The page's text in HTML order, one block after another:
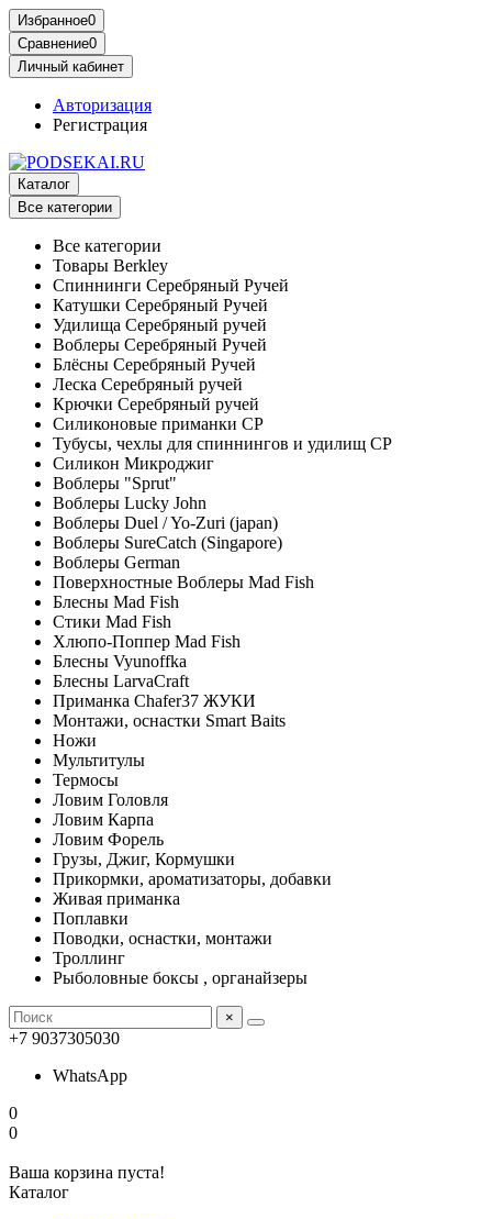
Избранное0
Сравнение0
Личный кабинет
Авторизация
Регистрация
Каталог
Все категории
Все категории
Товары Berkley
Спиннинги Серебряный Ручей
Катушки Серебряный Ручей
Удилища Серебряный ручей
Воблеры Серебряный Ручей
Блёсны Серебряный Ручей
Леска Серебряный ручей
Крючки Серебряный ручей
Силиконовые приманки СР
Тубусы, чехлы для спиннингов и удилищ СР
Силикон Микроджиг
Воблеры "Sprut"
Воблеры Lucky John
Воблеры Duel / Yo-Zuri (japan)
Воблеры SureCatch (Singapore)
Воблеры German
Поверхностные Воблеры Mad Fish
Блесны Mad Fish
Стики Mad Fish
Хлюпо-Поппер Mad Fish
Блесны Vyunoffka
Блесны LarvaCraft
Приманка Chafer37 ЖУКИ
Монтажи, оснастки Smart Baits
Ножи
Мультитулы
Термосы
Ловим Головля
Ловим Карпа
Ловим Форель
Грузы, Джиг, Кормушки
Прикормки, ароматизаторы, добавки
Живая приманка
Поплавки
Поводки, оснастки, монтажи
Троллинг
Рыболовные боксы , органайзеры
×
+7 9037305030
WhatsApp
0
0
Ваша корзина пуста!
Каталог